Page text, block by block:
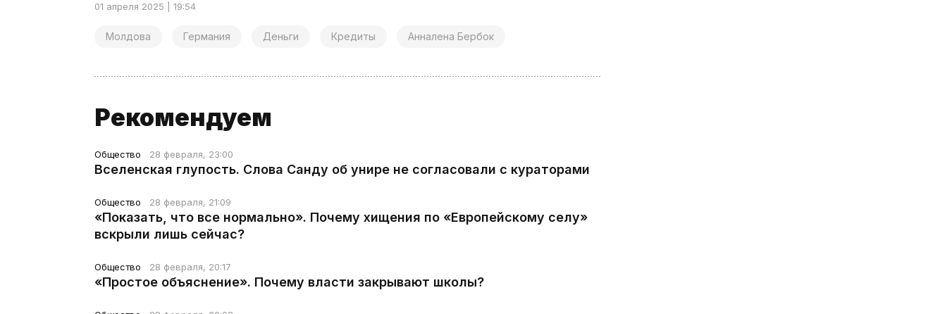
01 апреля 2025 | 19:54
Молдова Германия Деньги Кредиты Анналена Бербок
Рекомендуем
Общество 28 февраля, 23:00
Вселенская глупость. Слова Санду об унире не согласовали с кураторами
Общество 28 февраля, 21:09
«Показать, что все нормально». Почему хищения по «Европейскому селу»
вскрыли лишь сейчас?
Общество 28 февраля, 20:17
«Простое объяснение». Почему власти закрывают школы?